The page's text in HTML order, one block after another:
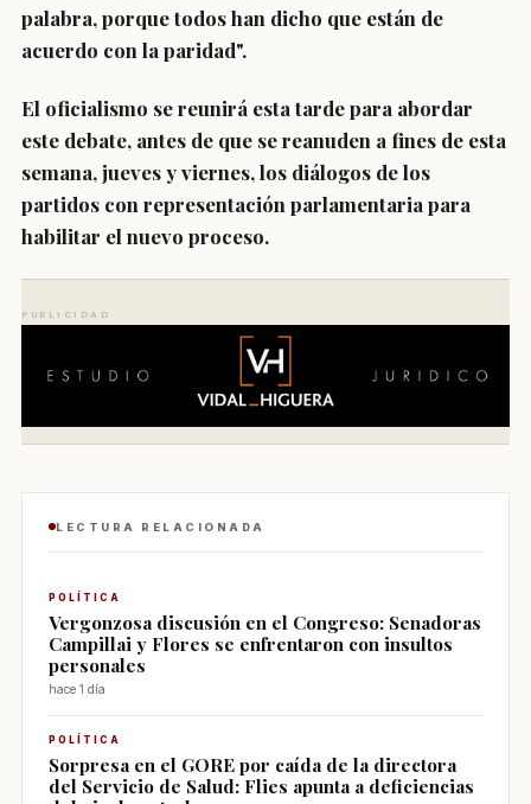
palabra, porque todos han dicho que están de
acuerdo con la paridad".
El oficialismo se reunirá esta tarde para abordar
este debate, antes de que se reanuden a fines de esta
semana, jueves y viernes, los diálogos de los
partidos con representación parlamentaria para
habilitar el nuevo proceso.
PUBLICIDAD
LECTURA RELACIONADA
POLÍTICA
Vergonzosa discusión en el Congreso: Senadoras
Campillai y Flores se enfrentaron con insultos
personales
hace 1 día
POLÍTICA
Sorpresa en el GORE por caída de la directora
del Servicio de Salud: Flies apunta a deficiencias